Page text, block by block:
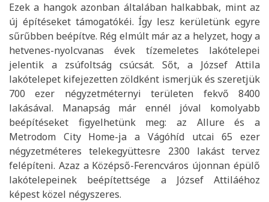
Ezek a hangok azonban általában halkabbak, mint az
új építéseket támogatókéi. Így lesz kerületünk egyre
sűrűbben beépítve. Rég elmúlt már az a helyzet, hogy a
hetvenes-nyolcvanas évek tízemeletes lakótelepei
jelentik a zsúfoltság csúcsát. Sőt, a József Attila
lakótelepet kifejezetten zöldként ismerjük és szeretjük
700 ezer négyzetméternyi területen fekvő 8400
lakásával. Manapság már ennél jóval komolyabb
beépítéseket figyelhetünk meg: az Allure és a
Metrodom City Home-ja a Vágóhíd utcai 65 ezer
négyzetméteres telekegyüttesre 2300 lakást tervez
felépíteni. Azaz a Középső-Ferencváros újonnan épülő
lakótelepeinek beépítettsége a József Attiláéhoz
képest közel négyszeres.